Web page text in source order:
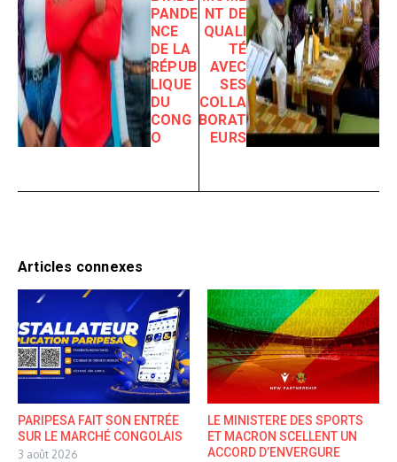
PANDE
NCE
DE LA
RÉPUB
LIQUE
DU
CONG
O
NT DE
QUALI
TÉ
AVEC
SES
COLLA
BORAT
EURS
Articles connexes
PARIPESA FAIT SON ENTRÉE
SUR LE MARCHÉ CONGOLAIS
3 août 2026
LE MINISTERE DES SPORTS
ET MACRON SCELLENT UN
ACCORD D’ENVERGURE